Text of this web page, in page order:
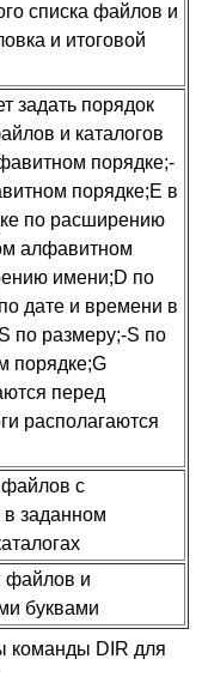
списка файлов и
и итоговой
задать порядок
и каталогов
порядке;-
порядке;E в
по расширению
алфавитном
имени;D по
дате и времени в
по размеру;-S по
порядке;G
перед
располагаются
с
заданном
файлов и
буквами
команды DIR для